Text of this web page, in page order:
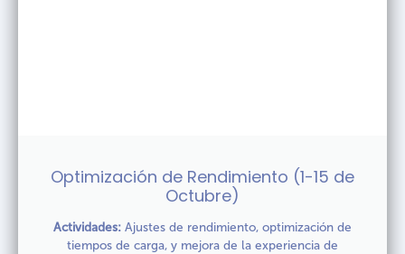
Optimización de Rendimiento (1-15 de
Octubre)
Actividades: Ajustes de rendimiento, optimización de
tiempos de carga, y mejora de la experiencia de